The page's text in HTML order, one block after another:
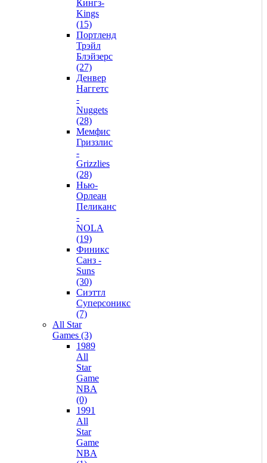
Кингз-
Kings
(15)
Портленд
Трэйл
Блэйзерс
(27)
Денвер
Наггетс
-
Nuggets
(28)
Мемфис
Гриззлис
-
Grizzlies
(28)
Нью-
Орлеан
Пеликанс
-
NOLA
(19)
Финикс
Санз -
Suns
(30)
Сиэттл
Суперсоникс
(7)
All Star
Games (3)
1989
All
Star
Game
NBA
(0)
1991
All
Star
Game
NBA